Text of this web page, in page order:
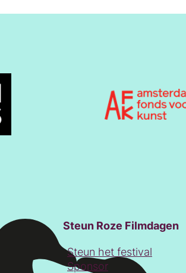
Steun Roze Filmdagen
Steun het festival
Sponsor